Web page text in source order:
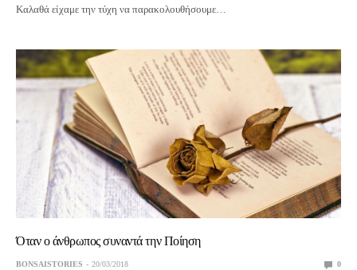
Καλαθά είχαμε την τύχη να παρακολουθήσουμε…
Όταν ο άνθρωπος συναντά την Ποίηση
BONSAISTORIES 20/03/2018 0